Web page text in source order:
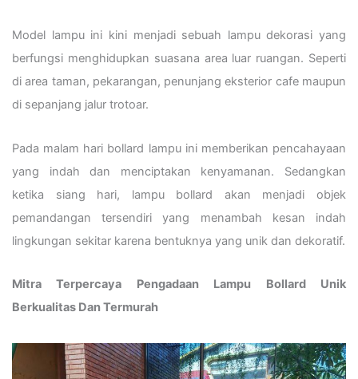
Model lampu ini kini menjadi sebuah lampu dekorasi yang
berfungsi menghidupkan suasana area luar ruangan. Seperti
di area taman, pekarangan, penunjang eksterior cafe maupun
di sepanjang jalur trotoar.
Pada malam hari bollard lampu ini memberikan pencahayaan
yang indah dan menciptakan kenyamanan. Sedangkan
ketika siang hari, lampu bollard akan menjadi objek
pemandangan tersendiri yang menambah kesan indah
lingkungan sekitar karena bentuknya yang unik dan dekoratif.
Mitra Terpercaya Pengadaan Lampu Bollard Unik
Berkualitas Dan Termurah